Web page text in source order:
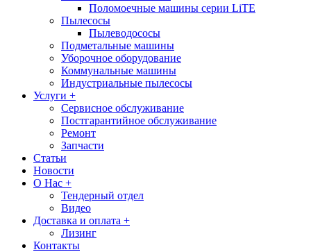
Поломоечные машины серии LiTE
Пылесосы
Пылеводососы
Подметальные машины
Уборочное оборудование
Коммунальные машины
Индустриальные пылесосы
Услуги +
Сервисное обслуживание
Постгарантийное обслуживание
Ремонт
Запчасти
Статьи
Новости
О Нас +
Тендерный отдел
Видео
Доставка и оплата +
Лизинг
Контакты